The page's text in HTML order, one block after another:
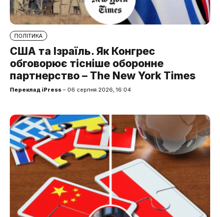
ПОЛІТИКА
США та Ізраїль. Як Конгрес
обговорює тісніше оборонне
партнерство – The New York Times
Переклад iPress – 06 серпня 2026, 16:04